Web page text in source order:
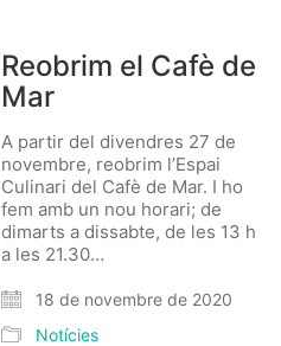
Reobrim el Cafè de
Mar
A partir del divendres 27 de
novembre, reobrim l’Espai
Culinari del Cafè de Mar. I ho
fem amb un nou horari; de
dimarts a dissabte, de les 13 h
a les 21.30…
18 de novembre de 2020
Notícies